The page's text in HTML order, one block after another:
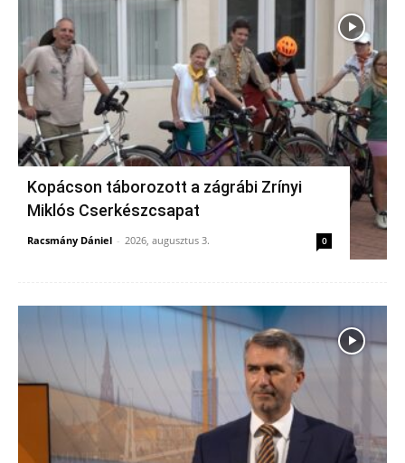
Kopácson táborozott a zágrábi Zrínyi
Miklós Cserkészcsapat
Racsmány Dániel - 2026, augusztus 3. 0